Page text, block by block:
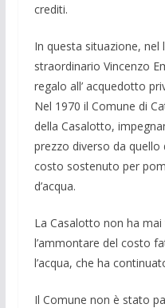
crediti.
In questa situazione,
straordinario Vincenzo
regalo all’ acquedotto
Nel 1970 il Comune di
della Casalotto,
prezzo diverso da
costo sostenuto per
d’acqua.
La Casalotto non ha
l’ammontare del costo
l’acqua, che ha
Il Comune non è stato